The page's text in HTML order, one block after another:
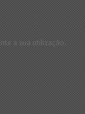
a sua utilização.